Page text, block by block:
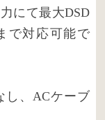
にて最大DSD
で対応可能で
し、ACケーブ